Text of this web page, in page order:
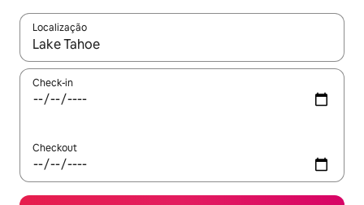
Localização
Quando os resultados estiverem disponíveis, explore-os
Check-in
Checkout